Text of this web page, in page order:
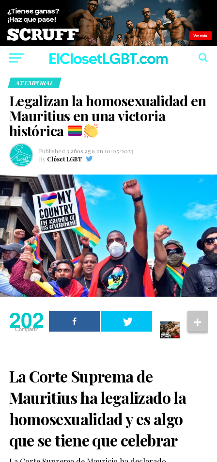
ATEMPORAL
Legalizan la homosexualidad en
Mauritius en una victoria
histórica
Published 3 años ago on 10/05/2023
By Clóset LGBT
202
Compartir
La Corte Suprema de
Mauritius ha legalizado la
homosexualidad y es algo
que se tiene que celebrar